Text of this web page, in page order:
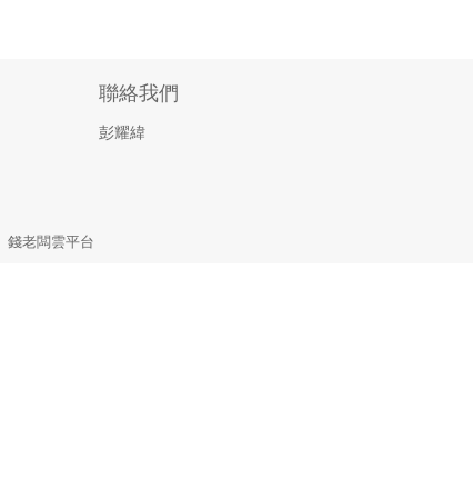
聯絡我們
彭耀緯
錢老闆雲平台